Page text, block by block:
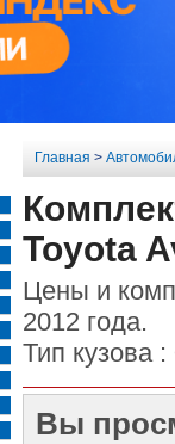
Главная >
Toyota
Цены и
2012 года.
Тип кузова :
Вы